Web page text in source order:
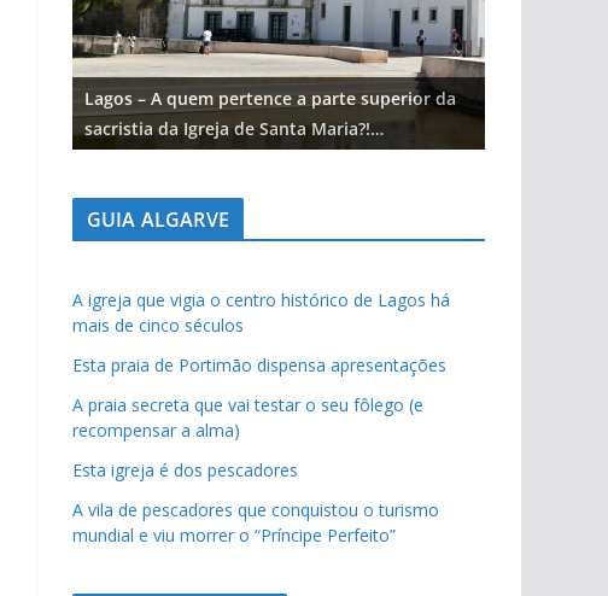
Lagos – A quem pertence a parte superior da
sacristia da Igreja de Santa Maria?!…
GUIA ALGARVE
A igreja que vigia o centro histórico de Lagos há
mais de cinco séculos
Esta praia de Portimão dispensa apresentações
A praia secreta que vai testar o seu fôlego (e
recompensar a alma)
Esta igreja é dos pescadores
A vila de pescadores que conquistou o turismo
mundial e viu morrer o “Príncipe Perfeito”